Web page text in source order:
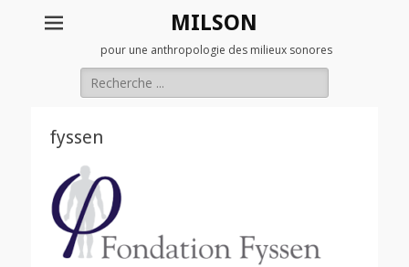
MILSON
pour une anthropologie des milieux sonores
Rechercher :
fyssen